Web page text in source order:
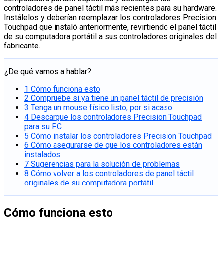
controladores de panel táctil más recientes para su hardware.
Instálelos y deberían reemplazar los controladores Precision
Touchpad que instaló anteriormente, revirtiendo el panel táctil
de su computadora portátil a sus controladores originales del
fabricante.
¿De qué vamos a hablar?
1 Cómo funciona esto
2 Compruebe si ya tiene un panel táctil de precisión
3 Tenga un mouse físico listo, por si acaso
4 Descargue los controladores Precision Touchpad
para su PC
5 Cómo instalar los controladores Precision Touchpad
6 Cómo asegurarse de que los controladores están
instalados
7 Sugerencias para la solución de problemas
8 Cómo volver a los controladores de panel táctil
originales de su computadora portátil
Cómo funciona esto